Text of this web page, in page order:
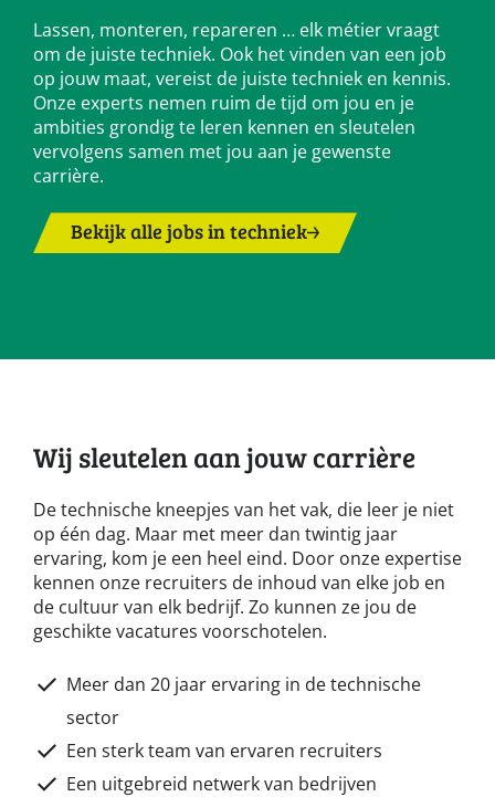
Lassen, monteren, repareren … elk métier vraagt
om de juiste techniek. Ook het vinden van een job
op jouw maat, vereist de juiste techniek en kennis.
Onze experts nemen ruim de tijd om jou en je
ambities grondig te leren kennen en sleutelen
vervolgens samen met jou aan je gewenste
carrière.
Bekijk alle jobs in techniek
Wij sleutelen aan jouw carrière
De technische kneepjes van het vak, die leer je niet
op één dag. Maar met meer dan twintig jaar
ervaring, kom je een heel eind. Door onze expertise
kennen onze recruiters de inhoud van elke job en
de cultuur van elk bedrijf. Zo kunnen ze jou de
geschikte vacatures voorschotelen.
Meer dan 20 jaar ervaring in de technische
sector
Een sterk team van ervaren recruiters
Een uitgebreid netwerk van bedrijven